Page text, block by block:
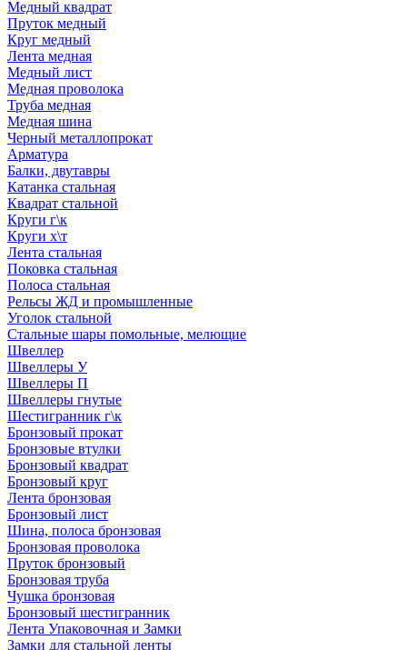
Медный квадрат
Пруток медный
Круг медный
Лента медная
Медный лист
Медная проволока
Труба медная
Медная шина
Черный металлопрокат
Арматура
Балки, двутавры
Катанка стальная
Квадрат стальной
Круги г\к
Круги х\т
Лента стальная
Поковка стальная
Полоса стальная
Рельсы ЖД и промышленные
Уголок стальной
Стальные шары помольные, мелющие
Швеллер
Швеллеры У
Швеллеры П
Швеллеры гнутые
Шестигранник г\к
Бронзовый прокат
Бронзовые втулки
Бронзовый квадрат
Бронзовый круг
Лента бронзовая
Бронзовый лист
Шина, полоса бронзовая
Бронзовая проволока
Пруток бронзовый
Бронзовая труба
Чушка бронзовая
Бронзовый шестигранник
Лента Упаковочная и Замки
Замки для стальной ленты